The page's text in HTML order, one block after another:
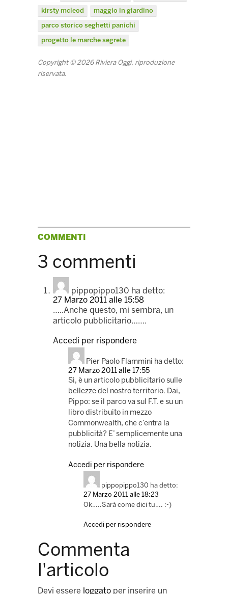
kirsty mcleod
maggio in giardino
parco storico seghetti panichi
progetto le marche segrete
Copyright © 2026 Riviera Oggi, riproduzione
riservata.
COMMENTI
3 commenti
pippopippo130 ha detto:
27 Marzo 2011 alle 15:58
…..Anche questo, mi sembra, un
articolo pubblicitario…….
Accedi per rispondere
Pier Paolo Flammini ha detto:
27 Marzo 2011 alle 17:55
Sì, è un articolo pubblicitario sulle
bellezze del nostro territorio. Dai,
Pippo: se il parco va sul F.T. e su un
libro distribuito in mezzo
Commonwealth, che c’entra la
pubblicità? E’ semplicemente una
notizia. Una bella notizia.
Accedi per rispondere
pippopippo130 ha detto:
27 Marzo 2011 alle 18:23
Ok…..Sarà come dici tu…. :-)
Accedi per rispondere
Commenta
l'articolo
Devi essere loggato per inserire un